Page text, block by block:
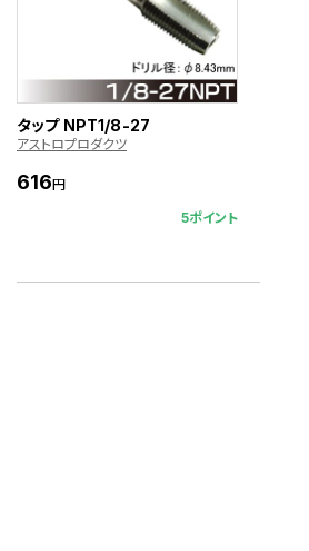
タップ NPT1/8-27
アストロプロダクツ
616円
5ポイント